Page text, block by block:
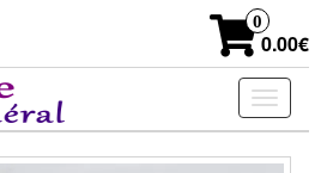
0
0.00€
Toggle